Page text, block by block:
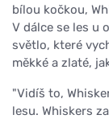
bílou kočkou,
V dálce se les u
světlo, které
měkké a zlaté,
"Vidíš to,
lesu. Whiskers